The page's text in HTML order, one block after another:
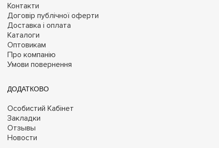
Контакти
Договір публічної оферти
Доставка і оплата
Каталоги
Оптовикам
Про компанію
Умови повернення
ДОДАТКОВО
Особистий Кабінет
Закладки
Отзывы
Новости